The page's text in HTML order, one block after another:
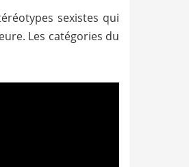
sexistes qui
Les catégories du